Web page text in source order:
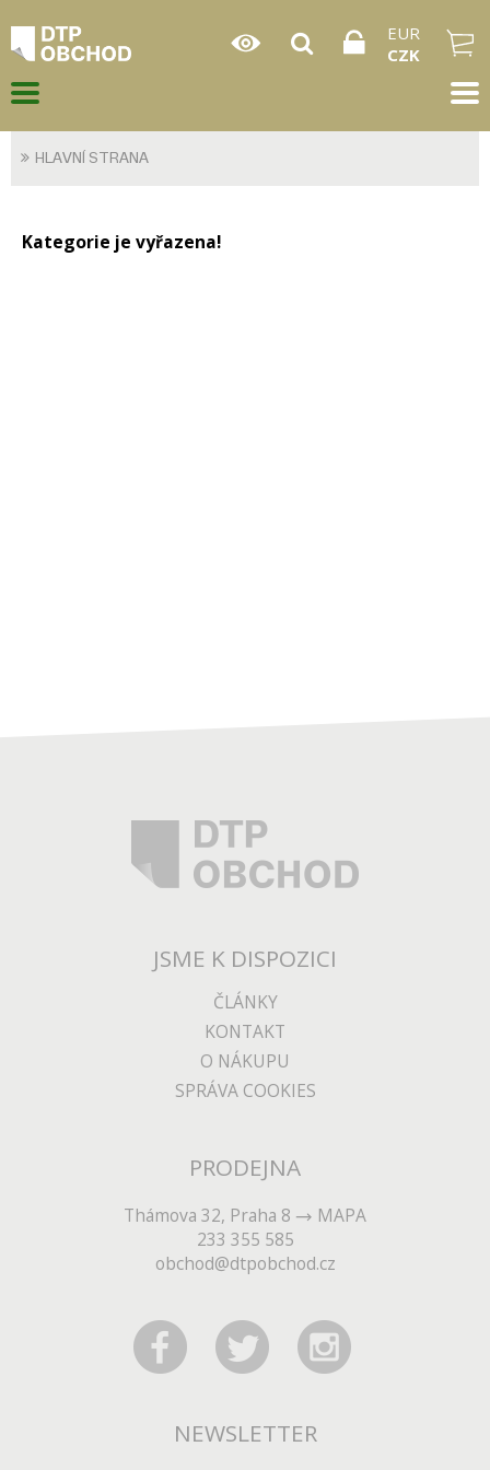
EUR
CZK
HLAVNÍ STRANA
Kategorie je vyřazena!
JSME K DISPOZICI
ČLÁNKY
KONTAKT
O NÁKUPU
SPRÁVA COOKIES
PRODEJNA
Thámova 32, Praha 8
MAPA
233 355 585
obchod@dtpobchod.cz
NEWSLETTER